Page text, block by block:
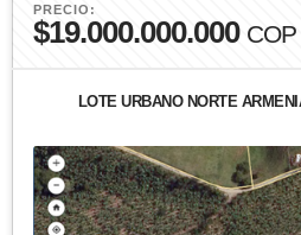
PRECIO:
$19.000.000.000 COP
LOTE URBANO NORTE